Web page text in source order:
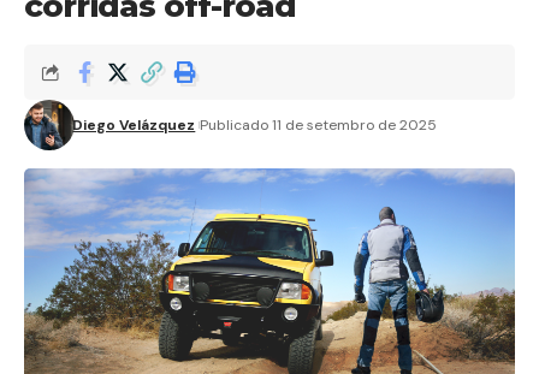
Diego Velázquez Publicado 11 de setembro de 2025